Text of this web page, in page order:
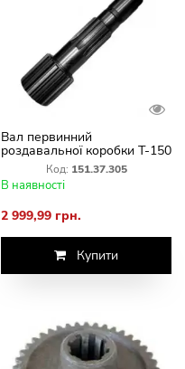
Вал первинний
роздавальної коробки Т-150
151.37.305
Код: 151.37.305
В наявності
2 999,99 грн.
Купити